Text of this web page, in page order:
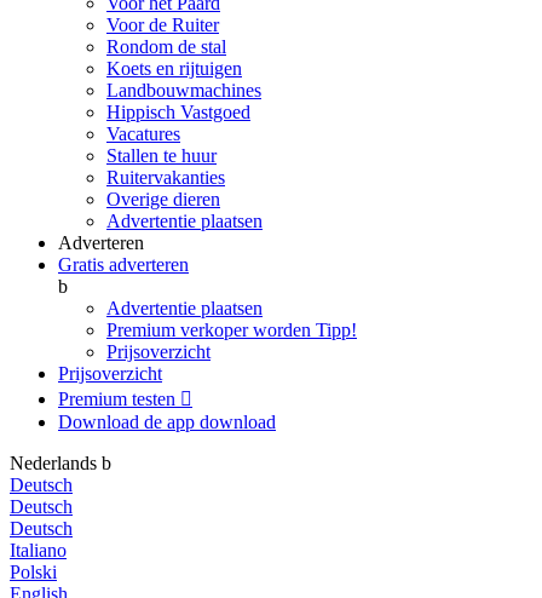
Voor de Ruiter
Rondom de stal
Koets en rijtuigen
Landbouwmachines
Hippisch Vastgoed
Vacatures
Stallen te huur
Ruitervakanties
Overige dieren
Advertentie plaatsen
Adverteren
Gratis adverteren
b
Advertentie plaatsen
Premium verkoper worden Tipp!
Prijsoverzicht
Prijsoverzicht
Premium testen 
Download de app download
Nederlands b
Deutsch
Deutsch
Deutsch
Italiano
Polski
English